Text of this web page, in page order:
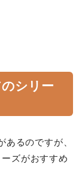
シリー
るのですが、
ズがおすすめ